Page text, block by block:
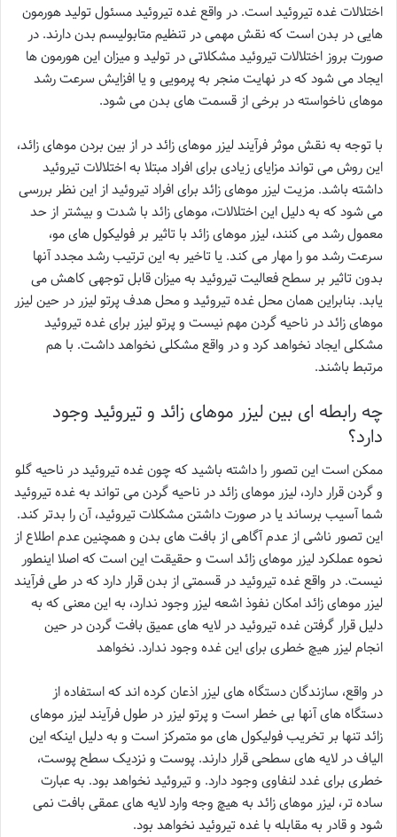
اختلالات غده تیروئید است. در واقع غده تیروئید مسئول تولید هورمون
هایی در بدن است که نقش مهمی در تنظیم متابولیسم بدن دارند. در
صورت بروز اختلالات تیروئید مشکلاتی در تولید و میزان این هورمون ها
ایجاد می شود که در نهایت منجر به پرمویی و یا افزایش سرعت رشد
موهای ناخواسته در برخی از قسمت های بدن می شود.
با توجه به نقش موثر فرآیند لیزر موهای زائد در از بین بردن موهای زائد،
این روش می تواند مزایای زیادی برای افراد مبتلا به اختلالات تیروئید
داشته باشد. مزیت لیزر موهای زائد برای افراد تیروئید از این نظر بررسی
می شود که به دلیل این اختلالات، موهای زائد با شدت و بیشتر از حد
معمول رشد می کنند، لیزر موهای زائد با تاثیر بر فولیکول های مو،
سرعت رشد مو را مهار می کند. یا تاخیر به این ترتیب رشد مجدد آنها
بدون تاثیر بر سطح فعالیت تیروئید به میزان قابل توجهی کاهش می
یابد. بنابراین همان محل غده تیروئید و محل هدف پرتو لیزر در حین لیزر
موهای زائد در ناحیه گردن مهم نیست و پرتو لیزر برای غده تیروئید
مشکلی ایجاد نخواهد کرد و در واقع مشکلی نخواهد داشت. با هم
مرتبط باشند.
چه رابطه ای بین لیزر موهای زائد و تیروئید وجود
دارد؟
ممکن است این تصور را داشته باشید که چون غده تیروئید در ناحیه گلو
و گردن قرار دارد، لیزر موهای زائد در ناحیه گردن می تواند به غده تیروئید
شما آسیب برساند یا در صورت داشتن مشکلات تیروئید، آن را بدتر کند.
این تصور ناشی از عدم آگاهی از بافت های بدن و همچنین عدم اطلاع از
نحوه عملکرد لیزر موهای زائد است و حقیقت این است که اصلا اینطور
نیست. در واقع غده تیروئید در قسمتی از بدن قرار دارد که در طی فرآیند
لیزر موهای زائد امکان نفوذ اشعه لیزر وجود ندارد، به این معنی که به
دلیل قرار گرفتن غده تیروئید در لایه های عمیق بافت گردن در حین
انجام لیزر هیچ خطری برای این غده وجود ندارد. نخواهد
در واقع، سازندگان دستگاه های لیزر اذعان کرده اند که استفاده از
دستگاه های آنها بی خطر است و پرتو لیزر در طول فرآیند لیزر موهای
زائد تنها بر تخریب فولیکول های مو متمرکز است و به دلیل اینکه این
الیاف در لایه های سطحی قرار دارند. پوست و نزدیک سطح پوست،
خطری برای غدد لنفاوی وجود دارد. و تیروئید نخواهد بود. به عبارت
ساده تر، لیزر موهای زائد به هیچ وجه وارد لایه های عمقی بافت نمی
شود و قادر به مقابله با غده تیروئید نخواهد بود.